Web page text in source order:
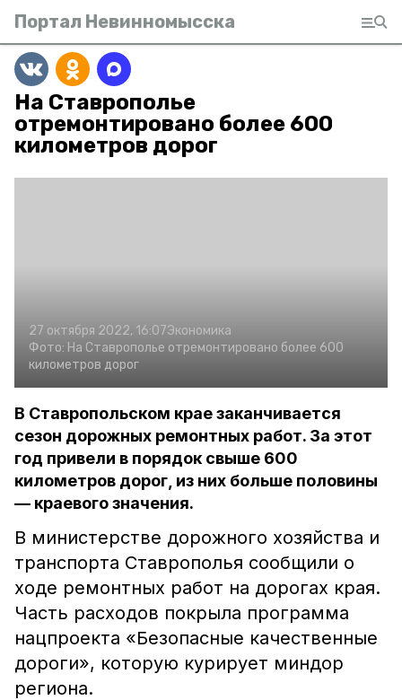
Портал Невинномысска
На Ставрополье
отремонтировано более 600
километров дорог
27 октября 2022, 16:07Экономика
Фото: На Ставрополье отремонтировано более 600
километров дорог
В Ставропольском крае заканчивается
сезон дорожных ремонтных работ. За этот
год привели в порядок свыше 600
километров дорог, из них больше половины
— краевого значения.
В министерстве дорожного хозяйства и
транспорта Ставрополья сообщили о
ходе ремонтных работ на дорогах края.
Часть расходов покрыла программа
нацпроекта «Безопасные качественные
дороги», которую курирует миндор
региона.